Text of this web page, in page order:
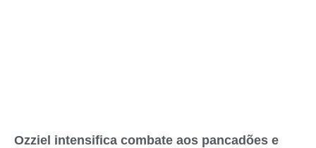
Ozziel intensifica combate aos pancadões e